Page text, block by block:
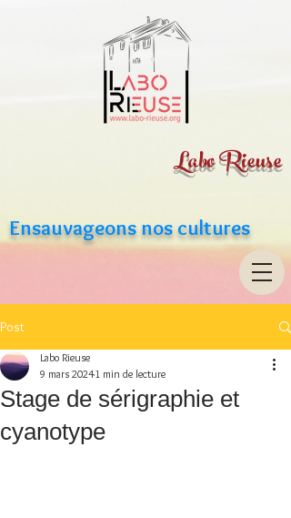
Labo Rieuse
Ensauvageons nos cultures
Post
Stage de sérigraphie et
cyanotype
Labo Rieuse
9 mars 20241 min de lecture